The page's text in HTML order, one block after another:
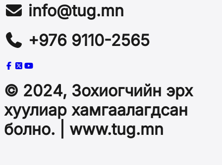
info@tug.mn
+976 9110-2565
© 2024, Зохиогчийн эрх
хуулиар хамгаалагдсан
болно. | www.tug.mn